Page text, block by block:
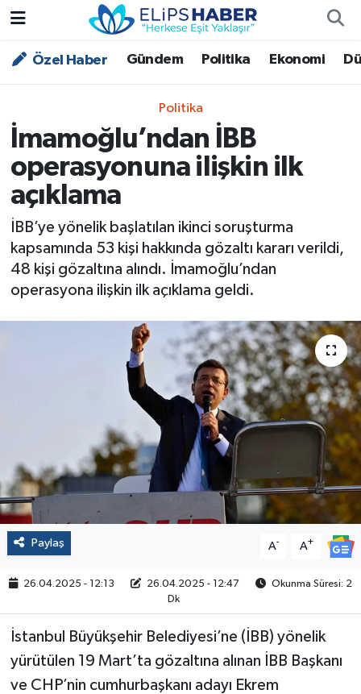
Özel Haber Gündem Politika Ekonomi
Politika
İmamoğlu’ndan İBB
operasyonuna ilişkin ilk
açıklama
İBB’ye yönelik başlatılan ikinci soruşturma
kapsamında 53 kişi hakkında gözaltı kararı verildi,
48 kişi gözaltına alındı. İmamoğlu’ndan
operasyona ilişkin ilk açıklama geldi.
Paylaş A- A+
26.04.2025 - 12:13 26.04.2025 - 12:47
Okunma Süresi: 2
Dk
İstanbul Büyükşehir Belediyesi’ne (İBB) yönelik
yürütülen 19 Mart’ta gözaltına alınan İBB Başkanı
ve CHP’nin cumhurbaşkanı adayı Ekrem
Özel Haber
Asayiş
Bilim - Teknoloji
Çevre - İklim
Dünya
Spor
Yaşam
Çalışma Hayatı
Yurt
2024 Seçim Sonuçları
Nöbetçi Eczaneler
Trafik Durumu
Süper Lig Puan Durumu ve Fikstür
Tüm Manşetler
Son Dakika Haberleri